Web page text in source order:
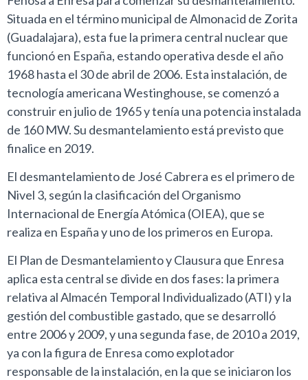
Situada en el término municipal de Almonacid de Zorita
(Guadalajara), esta fue la primera central nuclear que
funcionó en España, estando operativa desde el año
1968 hasta el 30 de abril de 2006. Esta instalación, de
tecnología americana Westinghouse, se comenzó a
construir en julio de 1965 y tenía una potencia instalada
de 160 MW. Su desmantelamiento está previsto que
finalice en 2019.
El desmantelamiento de José Cabrera es el primero de
Nivel 3, según la clasificación del Organismo
Internacional de Energía Atómica (OIEA), que se
realiza en España y uno de los primeros en Europa.
El Plan de Desmantelamiento y Clausura que Enresa
aplica esta central se divide en dos fases: la primera
relativa al Almacén Temporal Individualizado (ATI) y la
gestión del combustible gastado, que se desarrolló
entre 2006 y 2009, y una segunda fase, de 2010 a 2019,
ya con la figura de Enresa como explotador
responsable de la instalación, en la que se iniciaron los